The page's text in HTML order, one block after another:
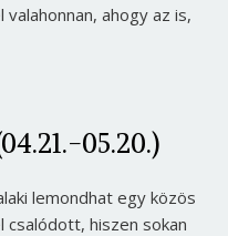
ahogy az is,
05.20.)
lemondhat egy közös
csalódott, hiszen sokan